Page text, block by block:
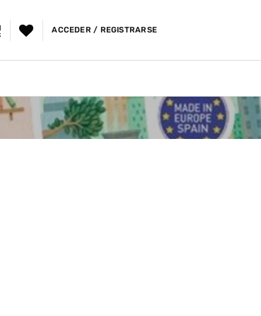
ACCEDER / REGISTRARSE